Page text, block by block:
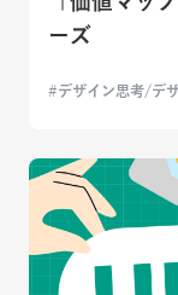
ーズ
デザイン思考/デ